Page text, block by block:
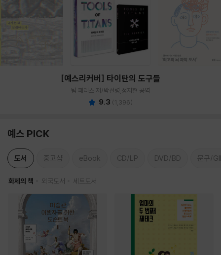
[예스리커버] 타이탄의 도구들
팀 페리스 저/박선령,정지현 공역
9.3 (1,396)
예스 PICK
도서 중고샵 eBook CD/LP DVD/BD 문구/
화제의 책 외국도서 세트도서